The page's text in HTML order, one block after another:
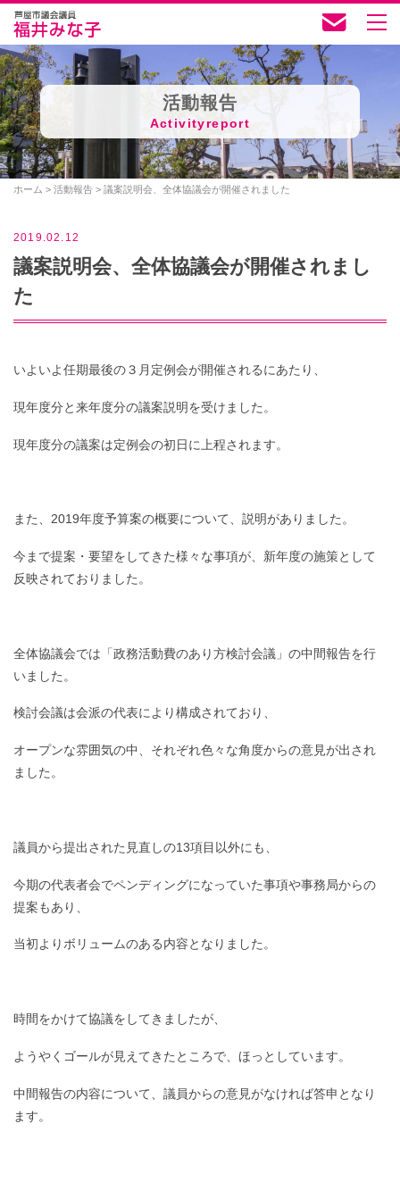
活動報告
Activityreport
ホーム > 活動報告 > 議案説明会、全体協議会が開催されました
2019.02.12
議案説明会、全体協議会が開催されまし
た
いよいよ任期最後の３月定例会が開催されるにあたり、
現年度分と来年度分の議案説明を受けました。
現年度分の議案は定例会の初日に上程されます。
また、2019年度予算案の概要について、説明がありました。
今まで提案・要望をしてきた様々な事項が、新年度の施策として
反映されておりました。
全体協議会では「政務活動費のあり方検討会議」の中間報告を行
いました。
検討会議は会派の代表により構成されており、
オープンな雰囲気の中、それぞれ色々な角度からの意見が出され
ました。
議員から提出された見直しの13項目以外にも、
今期の代表者会でペンディングになっていた事項や事務局からの
提案もあり、
当初よりボリュームのある内容となりました。
時間をかけて協議をしてきましたが、
ようやくゴールが見えてきたところで、ほっとしています。
中間報告の内容について、議員からの意見がなければ答申となり
ます。